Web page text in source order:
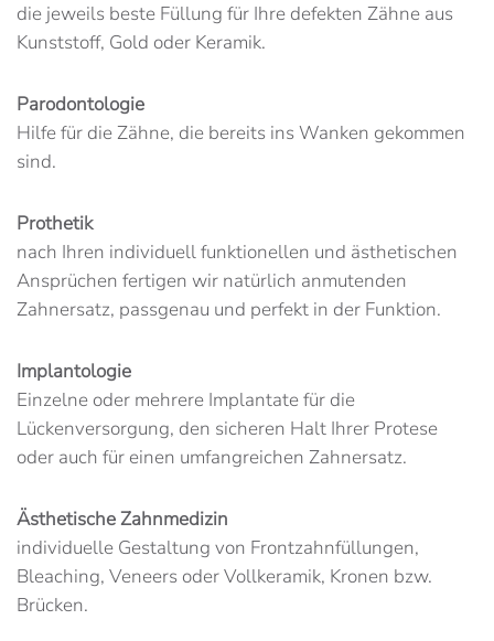
die jeweils beste Füllung für Ihre defekten Zähne aus
Kunststoff, Gold oder Keramik.
Parodontologie
Hilfe für die Zähne, die bereits ins Wanken gekommen
sind.
Prothetik
nach Ihren individuell funktionellen und ästhetischen
Ansprüchen fertigen wir natürlich anmutenden
Zahnersatz, passgenau und perfekt in der Funktion.
Implantologie
Einzelne oder mehrere Implantate für die
Lückenversorgung, den sicheren Halt Ihrer Protese
oder auch für einen umfangreichen Zahnersatz.
Ästhetische Zahnmedizin
individuelle Gestaltung von Frontzahnfüllungen,
Bleaching, Veneers oder Vollkeramik, Kronen bzw.
Brücken.